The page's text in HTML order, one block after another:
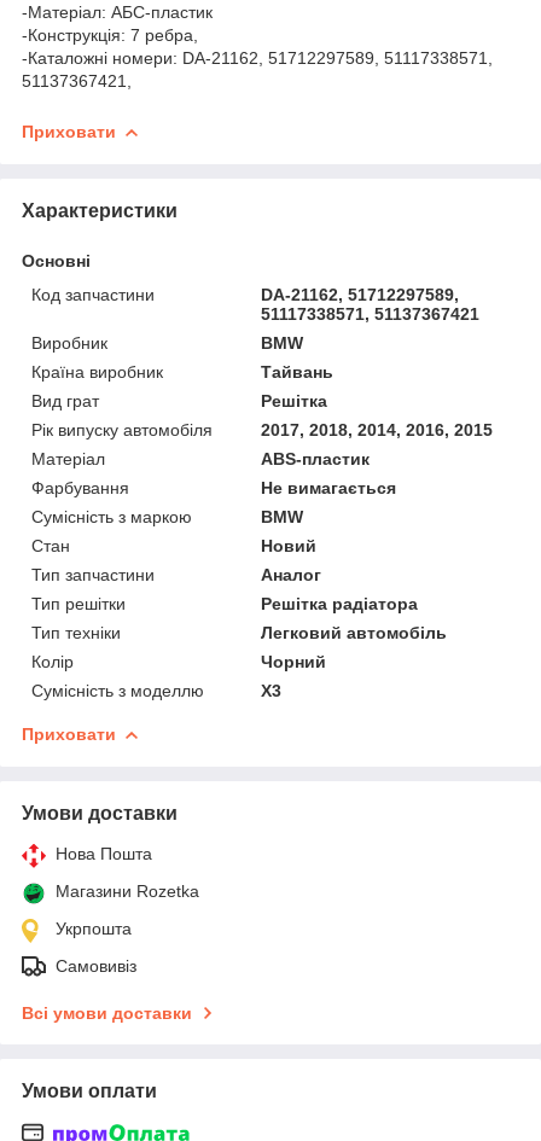
-Матеріал: АБС-пластик
-Конструкція: 7 ребра,
-Каталожні номери: DA-21162, 51712297589, 51117338571,
51137367421,
Приховати
Характеристики
Основні
Код запчастини
DA-21162, 51712297589,
51117338571, 51137367421
Виробник
BMW
Країна виробник
Тайвань
Вид грат
Решітка
Рік випуску автомобіля
2017, 2018, 2014, 2016, 2015
Матеріал
ABS-пластик
Фарбування
Не вимагається
Сумісність з маркою
BMW
Стан
Новий
Тип запчастини
Аналог
Тип решітки
Решітка радіатора
Тип техніки
Легковий автомобіль
Колір
Чорний
Сумісність з моделлю
X3
Приховати
Умови доставки
Нова Пошта
Магазини Rozetka
Укрпошта
Самовивіз
Всі умови доставки
Умови оплати